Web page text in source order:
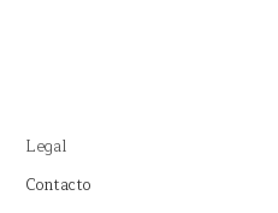
Legal
Contacto